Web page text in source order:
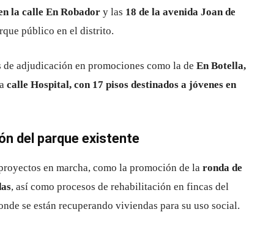
la calle En Robador y las 18 de la avenida Joan de
público en el distrito.
adjudicación en promociones como la de En Botella,
calle Hospital, con 17 pisos destinados a jóvenes en
del parque existente
en marcha, como la promoción de la ronda de
, así como procesos de rehabilitación en fincas del
se están recuperando viviendas para su uso social.